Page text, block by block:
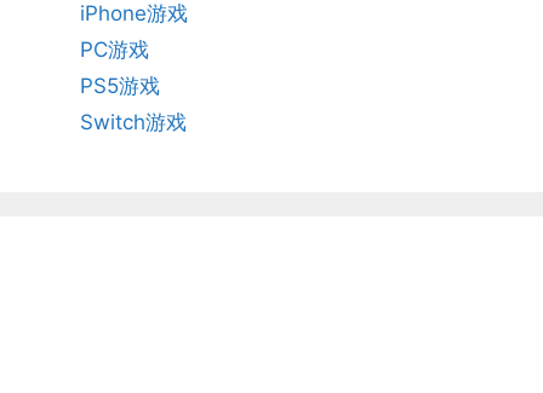
iPhone游戏
PC游戏
PS5游戏
Switch游戏